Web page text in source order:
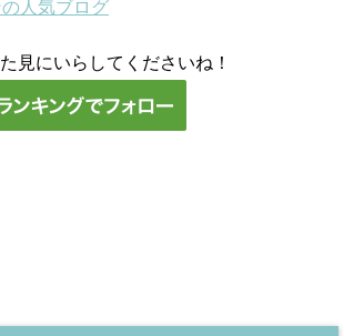
人気ブログ
見にいらしてくださいね！